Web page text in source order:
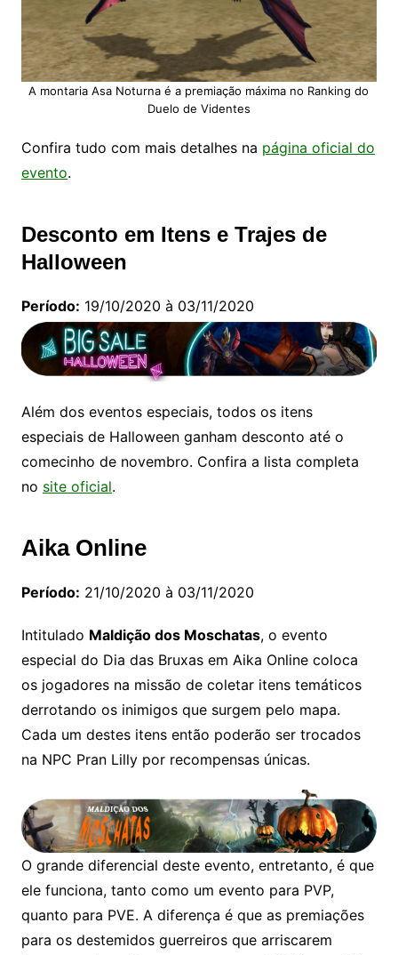
A montaria Asa Noturna é a premiação máxima no Ranking do
Duelo de Videntes
Confira tudo com mais detalhes na página oficial do
evento.
Desconto em Itens e Trajes de
Halloween
Período: 19/10/2020 à 03/11/2020
Além dos eventos especiais, todos os itens
especiais de Halloween ganham desconto até o
comecinho de novembro. Confira a lista completa
no site oficial.
Aika Online
Período: 21/10/2020 à 03/11/2020
Intitulado Maldição dos Moschatas, o evento
especial do Dia das Bruxas em Aika Online coloca
os jogadores na missão de coletar itens temáticos
derrotando os inimigos que surgem pelo mapa.
Cada um destes itens então poderão ser trocados
na NPC Pran Lilly por recompensas únicas.
O grande diferencial deste evento, entretanto, é que
ele funciona, tanto como um evento para PVP,
quanto para PVE. A diferença é que as premiações
para os destemidos guerreiros que arriscarem